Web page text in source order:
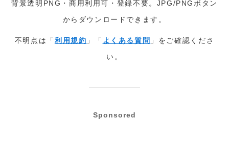
背景透明PNG・商用利用可・登録不要。JPG/PNGボタン
からダウンロードできます。
不明点は「 利用規約 」「 よくある質問 」をご確認くださ
い。
Sponsored